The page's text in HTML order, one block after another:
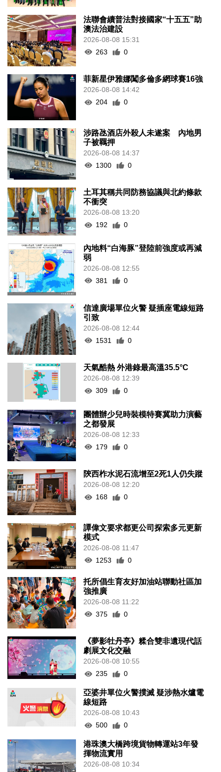
法聯會續普法對接國家“十五五”助
澳法治建設
2026-08-08 15:31
263
0
菲新星伊雅娜闖多倫多網球賽16強
2026-08-08 14:42
204
0
涉路氹酒店外殺人未遂案 內地男
子被羈押
2026-08-08 14:37
1300
0
土耳其稱共同防務協議與北約條款
不衝突
2026-08-08 13:20
192
0
內地料“白海豚”登陸前強度或再減
弱
2026-08-08 12:55
381
0
信達廣場單位火警 疑插座電線短路
引致
2026-08-08 12:44
1531
0
天氣酷熱 外港錄最高溫35.5°C
2026-08-08 12:39
309
0
團體辦少兒時裝模特賽冀助力演藝
之都發展
2026-08-08 12:33
179
0
陝西柞水泥石流增至2死1人仍失蹤
2026-08-08 12:20
168
0
譚偉文要求都更公司探索多元更新
模式
2026-08-08 11:47
1253
0
托所倡生育友好加油站聯動社區加
強推廣
2026-08-08 11:22
375
0
《夢影牡丹亭》糅合雙非遺現代話
劇展文化交融
2026-08-08 10:55
235
0
亞婆井單位火警撲滅 疑涉熱水爐電
線短路
2026-08-08 10:43
500
0
港珠澳大橋跨境貨物轉運站3年發
揮物流實用
2026-08-08 10:34